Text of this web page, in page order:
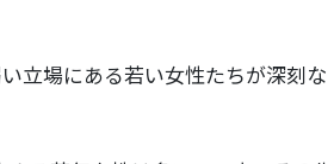
立場にある若い女性たちが深刻な